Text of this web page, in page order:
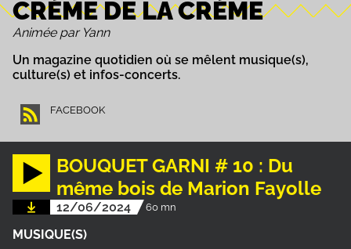
CRÈME DE LA CRÈME
Animée par Yann
Un magazine quotidien où se mêlent musique(s),
culture(s) et infos-concerts.
FACEBOOK
BOUQUET GARNI # 10 : Du
même bois de Marion Fayolle
12/06/2024 60 mn
MUSIQUE(S)